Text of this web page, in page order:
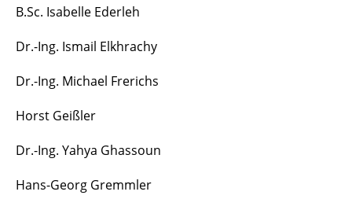
B.Sc. Isabelle Ederleh
Dr.-Ing. Ismail Elkhrachy
Dr.-Ing. Michael Frerichs
Horst Geißler
Dr.-Ing. Yahya Ghassoun
Hans-Georg Gremmler